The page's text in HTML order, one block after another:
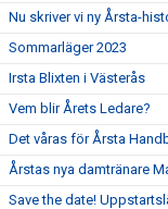
Nu skriver vi ny Årsta-
Sommarläger 2023
Irsta Blixten i Västerås
Vem blir Årets Ledare?
Det våras för Årsta
Årstas nya damtränare
Save the date!